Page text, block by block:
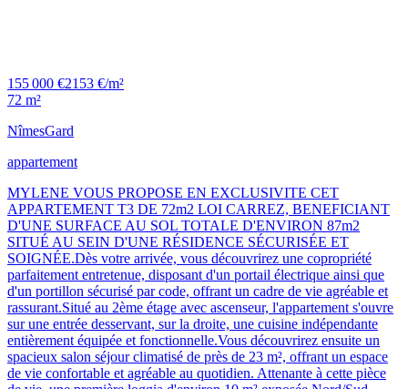
155 000 €2153 €/m²
72 m²
NîmesGard
appartement
MYLENE VOUS PROPOSE EN EXCLUSIVITE CET
APPARTEMENT T3 DE 72m2 LOI CARREZ, BENEFICIANT
D'UNE SURFACE AU SOL TOTALE D'ENVIRON 87m2
SITUÉ AU SEIN D'UNE RÉSIDENCE SÉCURISÉE ET
SOIGNÉE.Dès votre arrivée, vous découvrirez une copropriété
parfaitement entretenue, disposant d'un portail électrique ainsi que
d'un portillon sécurisé par code, offrant un cadre de vie agréable et
rassurant.Situé au 2ème étage avec ascenseur, l'appartement s'ouvre
sur une entrée desservant, sur la droite, une cuisine indépendante
entièrement équipée et fonctionnelle.Vous découvrirez ensuite un
spacieux salon séjour climatisé de près de 23 m², offrant un espace
de vie confortable et agréable au quotidien. Attenante à cette pièce